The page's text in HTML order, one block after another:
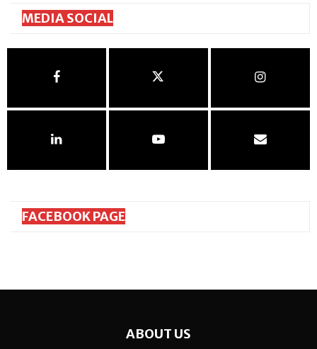
MEDIA SOCIAL
FACEBOOK PAGE
ABOUT US